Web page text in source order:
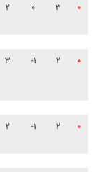
۲ ۰ ۳ ۰
۳ -۱ ۲ ۰
۲ -۱ ۲ ۰